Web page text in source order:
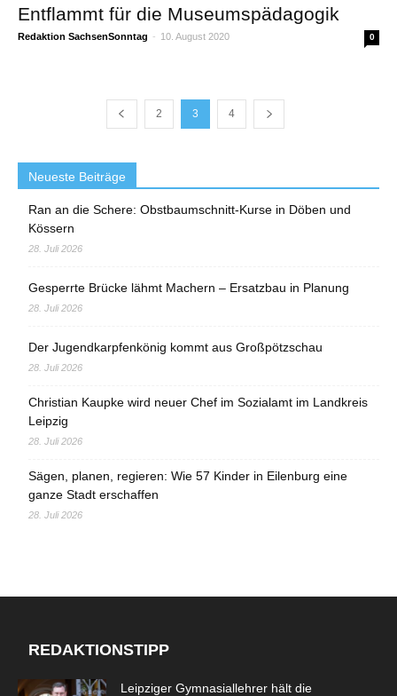
Entflammt für die Museumspädagogik
Redaktion SachsenSonntag - 10. August 2020 0
2 3 4
Neueste Beiträge
Ran an die Schere: Obstbaumschnitt-Kurse in Döben und
Kössern
28. Juli 2026
Gesperrte Brücke lähmt Machern – Ersatzbau in Planung
28. Juli 2026
Der Jugendkarpfenkönig kommt aus Großpötzschau
28. Juli 2026
Christian Kaupke wird neuer Chef im Sozialamt im Landkreis
Leipzig
28. Juli 2026
Sägen, planen, regieren: Wie 57 Kinder in Eilenburg eine
ganze Stadt erschaffen
28. Juli 2026
REDAKTIONSTIPP
Leipziger Gymnasiallehrer hält die